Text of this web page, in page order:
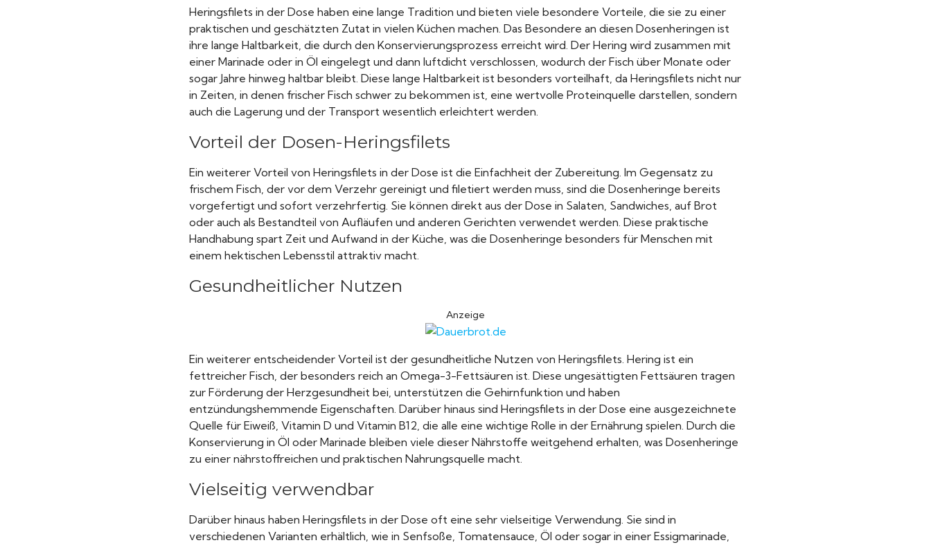
Heringsfilets in der Dose haben eine lange Tradition und bieten viele besondere Vorteile, die sie zu einer
praktischen und geschätzten Zutat in vielen Küchen machen. Das Besondere an diesen Dosenheringen ist
ihre lange Haltbarkeit, die durch den Konservierungsprozess erreicht wird. Der Hering wird zusammen mit
einer Marinade oder in Öl eingelegt und dann luftdicht verschlossen, wodurch der Fisch über Monate oder
sogar Jahre hinweg haltbar bleibt. Diese lange Haltbarkeit ist besonders vorteilhaft, da Heringsfilets nicht nur
in Zeiten, in denen frischer Fisch schwer zu bekommen ist, eine wertvolle Proteinquelle darstellen, sondern
auch die Lagerung und der Transport wesentlich erleichtert werden.
Vorteil der Dosen-Heringsfilets
Ein weiterer Vorteil von Heringsfilets in der Dose ist die Einfachheit der Zubereitung. Im Gegensatz zu
frischem Fisch, der vor dem Verzehr gereinigt und filetiert werden muss, sind die Dosenheringe bereits
vorgefertigt und sofort verzehrfertig. Sie können direkt aus der Dose in Salaten, Sandwiches, auf Brot
oder auch als Bestandteil von Aufläufen und anderen Gerichten verwendet werden. Diese praktische
Handhabung spart Zeit und Aufwand in der Küche, was die Dosenheringe besonders für Menschen mit
einem hektischen Lebensstil attraktiv macht.
Gesundheitlicher Nutzen
Anzeige
Ein weiterer entscheidender Vorteil ist der gesundheitliche Nutzen von Heringsfilets. Hering ist ein
fettreicher Fisch, der besonders reich an Omega-3-Fettsäuren ist. Diese ungesättigten Fettsäuren tragen
zur Förderung der Herzgesundheit bei, unterstützen die Gehirnfunktion und haben
entzündungshemmende Eigenschaften. Darüber hinaus sind Heringsfilets in der Dose eine ausgezeichnete
Quelle für Eiweiß, Vitamin D und Vitamin B12, die alle eine wichtige Rolle in der Ernährung spielen. Durch die
Konservierung in Öl oder Marinade bleiben viele dieser Nährstoffe weitgehend erhalten, was Dosenheringe
zu einer nährstoffreichen und praktischen Nahrungsquelle macht.
Vielseitig verwendbar
Darüber hinaus haben Heringsfilets in der Dose oft eine sehr vielseitige Verwendung. Sie sind in
verschiedenen Varianten erhältlich, wie in Senfsoße, Tomatensauce, Öl oder sogar in einer Essigmarinade,